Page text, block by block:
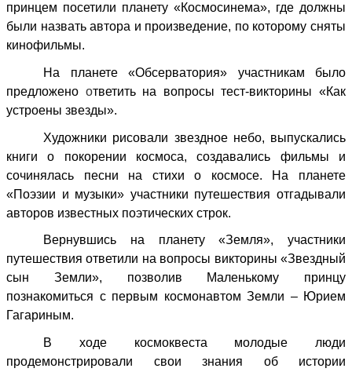
принцем посетили планету «Космосинема», где должны
были назвать автора и произведение, по которому сняты
кинофильмы.
На планете «Обсерватория» участникам было
предложено ответить на вопросы тест-викторины «Как
устроены звезды».
Художники рисовали звездное небо, выпускались
книги о покорении космоса, создавались фильмы и
сочинялась песни на стихи о космосе. На планете
«Поэзии и музыки» участники путешествия отгадывали
авторов известных поэтических строк.
Вернувшись на планету «Земля», участники
путешествия ответили на вопросы викторины «Звездный
сын Земли», позволив Маленькому принцу
познакомиться с первым космонавтом Земли – Юрием
Гагариным.
В ходе космоквеста молодые люди
продемонстрировали свои знания об истории